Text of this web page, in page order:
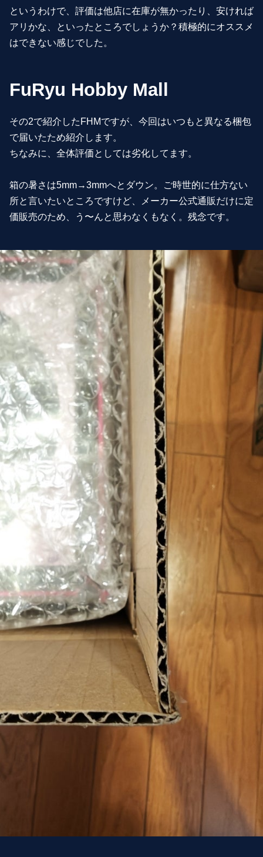
というわけで、評価は他店に在庫が無かったり、安ければ
アリかな、といったところでしょうか？積極的にオススメ
はできない感じでした。
FuRyu Hobby Mall
その2で紹介したFHMですが、今回はいつもと異なる梱包
で届いたため紹介します。
ちなみに、全体評価としては劣化してます。
箱の暑さは5mm→3mmへとダウン。ご時世的に仕方ない
所と言いたいところですけど、メーカー公式通販だけに定
価販売のため、う〜んと思わなくもなく。残念です。